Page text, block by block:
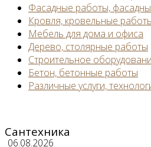
Фасадные работы,
Кровля, кровельные
Мебель для дома и офиса
Дерево, столярные работы
Строительное
Бетон, бетонные работы
Различные услуги,
Сантехника
06.08.2026